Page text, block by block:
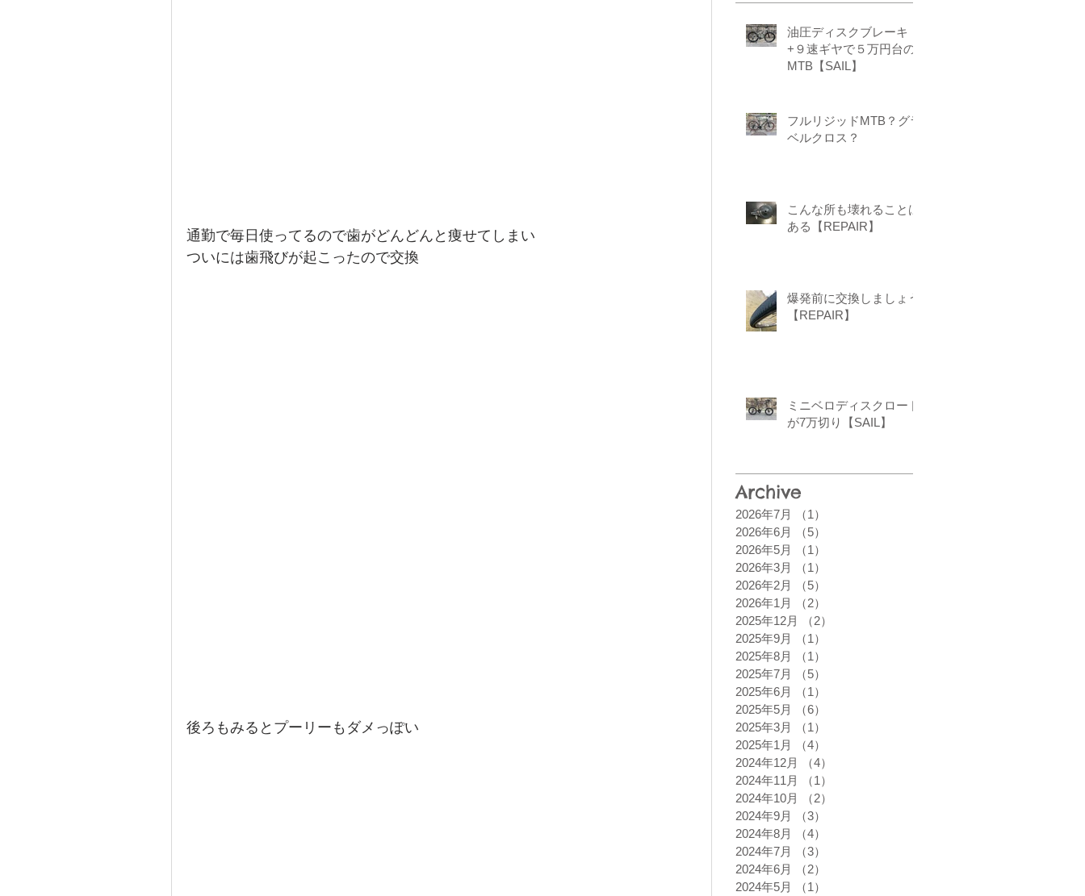
通勤で毎日使ってるので歯がどんどんと痩せてしまい
ついには歯飛びが起こったので交換
後ろもみるとプーリーもダメっぽい
油圧ディスクブレーキ
+９速ギヤで５万円台の
MTB【SAIL】
フルリジッドMTB？グラ
ベルクロス？
こんな所も壊れることは
ある【REPAIR】
爆発前に交換しましょう
【REPAIR】
ミニベロディスクロード
が7万切り【SAIL】
Archive
2026年7月 （1）
2026年6月
（5）
2026年5月
（1）
2026年3月
（1）
2026年2月
（5）
2026年1月
（2）
2025年12月
（2）
2025年9月
（1）
2025年8月
（1）
2025年7月
（5）
2025年6月
（1）
2025年5月
（6）
2025年3月
（1）
2025年1月
（4）
2024年12月
（4）
2024年11月
（1）
2024年10月
（2）
2024年9月
（3）
2024年8月
（4）
2024年7月
（3）
2024年6月
（2）
2024年5月
（1）